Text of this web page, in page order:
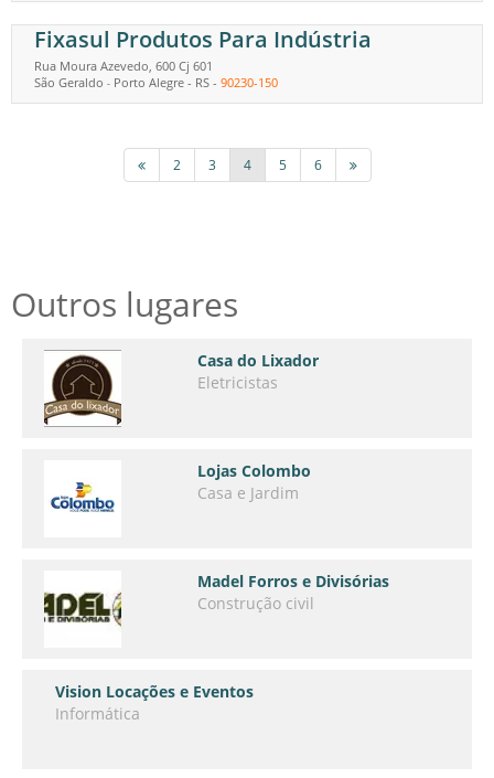
Fixasul Produtos Para Indústria
Rua Moura Azevedo, 600 Cj 601
São Geraldo - Porto Alegre - RS - 90230-150
2 3 4 5 6
Outros lugares
Casa do Lixador
Eletricistas
Lojas Colombo
Casa e Jardim
Madel Forros e Divisórias
Construção civil
Vision Locações e Eventos
Informática